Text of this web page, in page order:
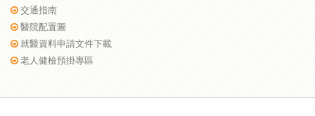
交通指南
醫院配置圖
就醫資料申請文件下載
老人健檢預掛專區